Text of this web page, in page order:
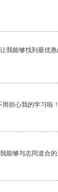
我能够找到最优
担心我的学习啦！
能够与志同道合的